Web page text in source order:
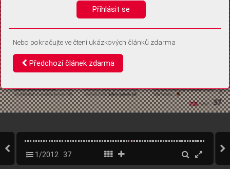
1/2012 37
Přihlásit se
Nebo pokračujte ve čtení ukázkových článků zdarma
Předchozí článek zdarma